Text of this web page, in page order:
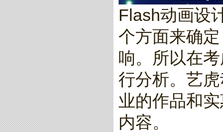
Flash动画设
个方面来确
响。所以在
行分析。艺
业的作品和
内容。